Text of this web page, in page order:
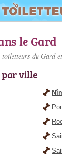
le Gard
toiletteurs du Gardet
ville